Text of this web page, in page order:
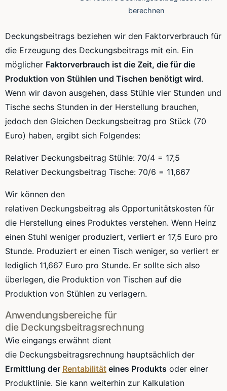
berechnen
Deckungsbeitrags beziehen wir den Faktorverbrauch für
die Erzeugung des Deckungsbeitrags mit ein. Ein
möglicher Faktorverbrauch ist die Zeit, die für die
Produktion von Stühlen und Tischen benötigt wird.
Wenn wir davon ausgehen, dass Stühle vier Stunden und
Tische sechs Stunden in der Herstellung brauchen,
jedoch den Gleichen Deckungsbeitrag pro Stück (70
Euro) haben, ergibt sich Folgendes:
Relativer Deckungsbeitrag Stühle: 70/4 = 17,5
Relativer Deckungsbeitrag Tische: 70/6 = 11,667
Wir können den
relativen Deckungsbeitrag als Opportunitätskosten für
die Herstellung eines Produktes verstehen. Wenn Heinz
einen Stuhl weniger produziert, verliert er 17,5 Euro pro
Stunde. Produziert er einen Tisch weniger, so verliert er
lediglich 11,667 Euro pro Stunde. Er sollte sich also
überlegen, die Produktion von Tischen auf die
Produktion von Stühlen zu verlagern.
Anwendungsbereiche für
die Deckungsbeitragsrechnung
Wie eingangs erwähnt dient
die Deckungsbeitragsrechnung hauptsächlich der
Ermittlung der Rentabilität eines Produkts oder einer
Produktlinie. Sie kann weiterhin zur Kalkulation